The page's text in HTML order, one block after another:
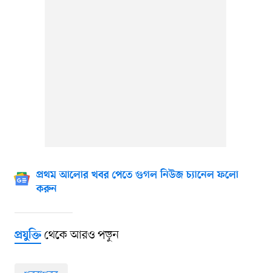
প্রথম আলোর খবর পেতে গুগল নিউজ চ্যানেল ফলো
করুন
প্রযুক্তিথেকে আরও পড়ুন